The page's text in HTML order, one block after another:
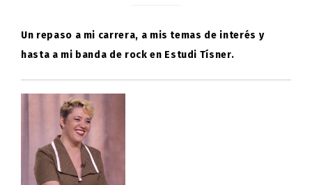
Un repaso a mi carrera, a mis temas de interés y
hasta a mi banda de rock en Estudi Tísner.